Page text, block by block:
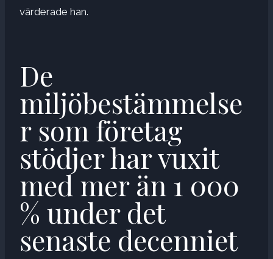
värderade han.
De
miljöbestämmelse
r som företag
stödjer har vuxit
med mer än 1 000
% under det
senaste decenniet